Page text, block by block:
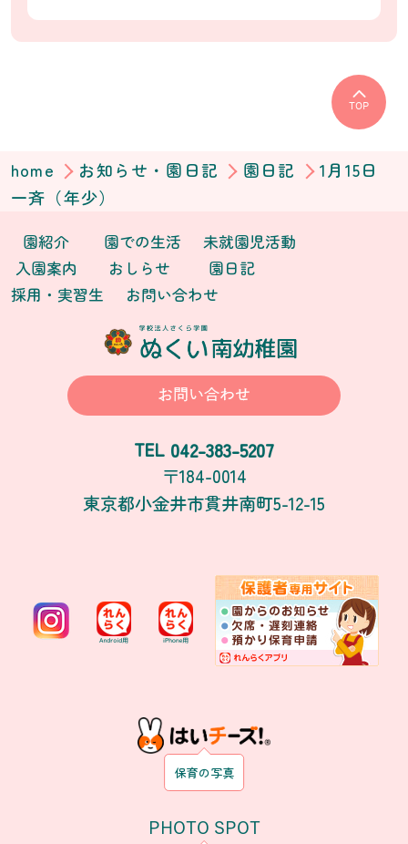
TOP
home お知らせ・園日記 園日記
1月15日
一斉（年少）
園紹介 園での生活
未就園児活動
入園案内
おしらせ
園日記
採用・実習生
お問い合わせ
お問い合わせ
TEL 042-383-5207
〒184-0014
東京都小金井市貫井南町5-12-15
保育の写真
PHOTO SPOT